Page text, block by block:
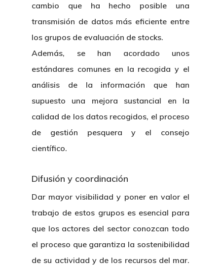
cambio que ha hecho posible una
transmisión de datos más eficiente entre
los grupos de evaluación de stocks.
Además, se han acordado unos
estándares comunes en la recogida y el
análisis de la información que han
supuesto una mejora sustancial en la
calidad de los datos recogidos, el proceso
de gestión pesquera y el consejo
científico.
Difusión y coordinación
Dar mayor visibilidad y poner en valor el
trabajo de estos grupos es esencial para
que los actores del sector conozcan todo
el proceso que garantiza la sostenibilidad
de su actividad y de los recursos del mar.